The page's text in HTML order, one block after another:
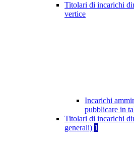
Titolari di incarichi
vertice
Incarichi
pubblicare in
Titolari di incarichi
generali) 1